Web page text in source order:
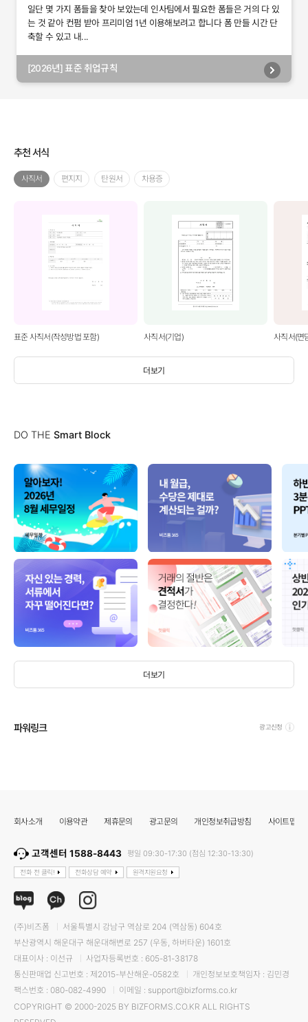
일단 몇 가지 폼들을 찾아 보았는데 인사팀에서 필요한 폼들은 거의 다 있
는 것 같아 컨펌 받아 프리미엄 1년 이용해보려고 합니다 폼 만들 시간 단
축할 수 있고 내...
[2026년] 표준 취업규칙
추천 서식
더보기
사직서 편지지 탄원서 차용증
표준 사직서(작성방법 포함) 사직서(기업) 사직서(면
DO THE Smart Block
더보기
파워링크 광고신청
회사소개 이용약관 제휴문의 광고문의 개인정보취급방침 사이트맵
고객센터 1588-8443 평일 09:30-17:30 (점심 12:30-13:30)
전화 전 클릭! 전화상담 예약 원격지원요청
(주)비즈폼
서울특별시 강남구 역삼로 204 (역삼동) 604호
부산광역시 해운대구 해운대해변로 257 (우동, 하버타운) 1601호
대표이사 : 이선규
사업자등록번호 : 605-81-38178
통신판매업 신고번호 : 제2015-부산해운-0582호
개인정보보호책임자 : 김민경
팩스번호 : 080-082-4990
이메일 : support@bizforms.co.kr
COPYRIGHT © 2000-2025 BY BIZFORMS.CO.KR ALL RIGHTS